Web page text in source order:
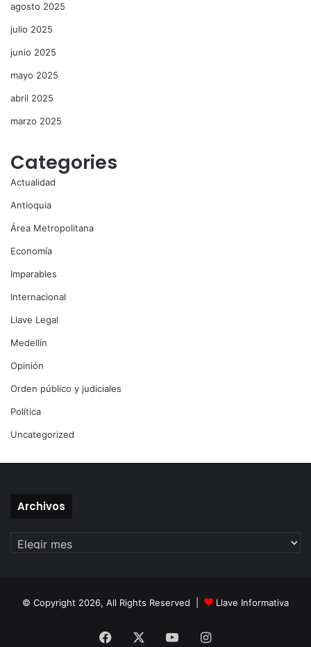
agosto 2025
julio 2025
junio 2025
mayo 2025
abril 2025
marzo 2025
Categories
Actualidad
Antioquia
Área Metropolitana
Economía
Imparables
Internacional
Llave Legal
Medellín
Opinión
Orden público y judiciales
Política
Uncategorized
Archivos
© Copyright 2026, All Rights Reserved | Llave Informativa
Facebook YouTubeInstagram